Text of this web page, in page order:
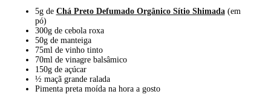
5g de Chá Preto Defumado Orgânico Sítio Shimada(em
pó)
300g de cebola roxa
50g de manteiga
75ml de vinho tinto
70ml de vinagre balsâmico
150g de açúcar
½ maçã grande ralada
Pimenta preta moída na hora a gosto